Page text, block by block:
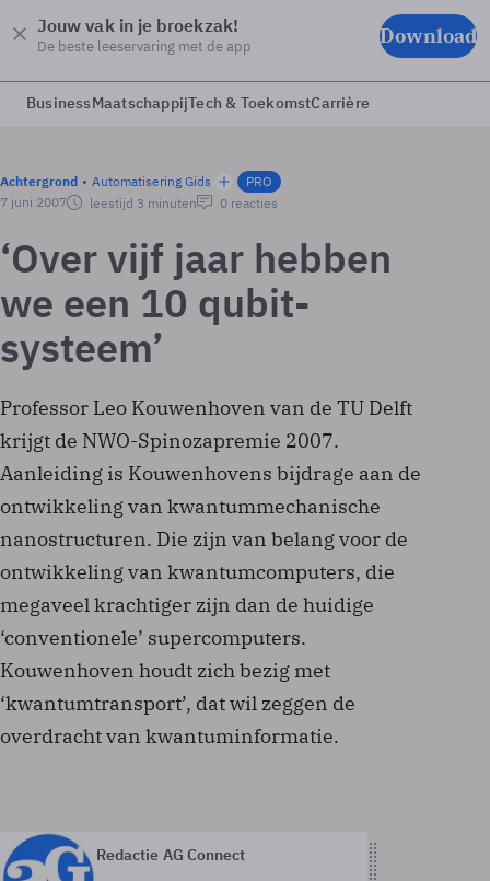
Jouw vak in je broekzak!
De beste leeservaring met de app Download
BusinessMaatschappijTech & ToekomstCarrière
Achtergrond Automatisering Gids
PRO
7 juni 2007
leestijd 3 minuten 0 reacties
‘Over vijf jaar hebben
we een 10 qubit-
systeem’
Professor Leo Kouwenhoven van de TU Delft
krijgt de NWO-Spinozapremie 2007.
Aanleiding is Kouwenhovens bijdrage aan de
ontwikkeling van kwantummechanische
nanostructuren. Die zijn van belang voor de
ontwikkeling van kwantumcomputers, die
megaveel krachtiger zijn dan de huidige
‘conventionele’ supercomputers.
Kouwenhoven houdt zich bezig met
‘kwantumtransport’, dat wil zeggen de
overdracht van kwantuminformatie.
Redactie AG Connect